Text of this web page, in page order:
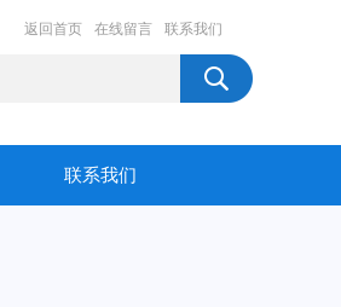
返回首页 在线留言 联系我们
联系我们